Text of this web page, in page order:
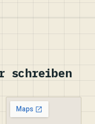
schreiben